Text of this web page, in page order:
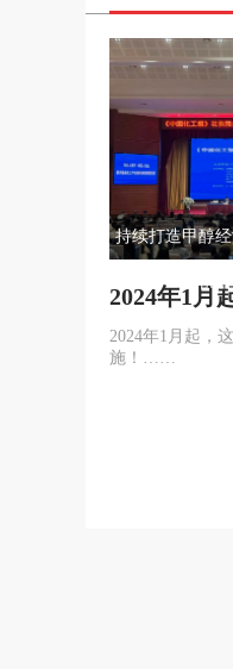
持续打造甲醇
相
2024年1月
业新规将
2024年1月起，
施！……